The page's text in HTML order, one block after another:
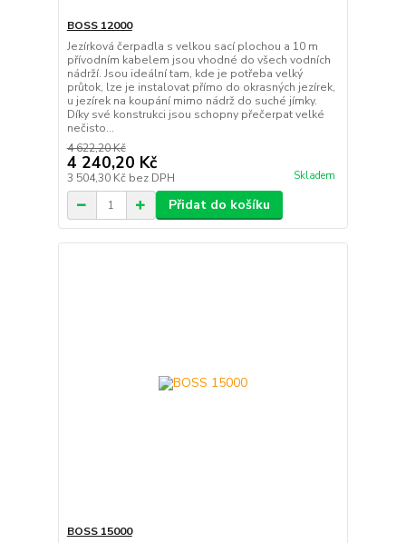
BOSS 12000
Jezírková čerpadla s velkou sací plochou a 10 m
přívodním kabelem jsou vhodné do všech vodních
nádrží. Jsou ideální tam, kde je potřeba velký
průtok, lze je instalovat přímo do okrasných jezírek,
u jezírek na koupání mimo nádrž do suché jímky.
Díky své konstrukci jsou schopny přečerpat velké
nečisto...
4 622,20 Kč
4 240,20 Kč
3 504,30 Kč bez DPH Skladem
Přidat do košíku
BOSS 15000